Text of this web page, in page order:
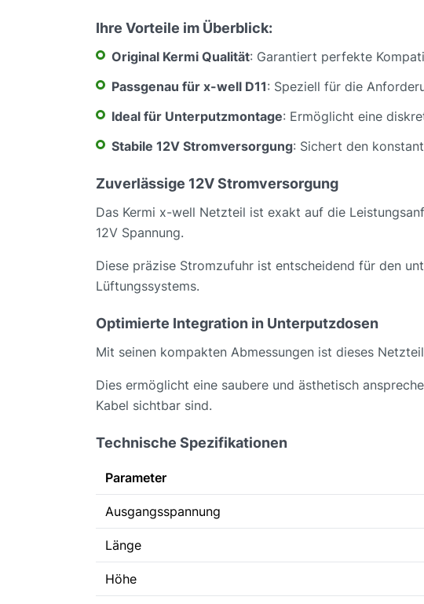
Ihre Vorteile im Überblick:
Original Kermi Qualität: Garantiert perfekte
Passgenau für x-well D11: Speziell für die
Ideal für Unterputzmontage: Ermöglicht eine
Stabile 12V Stromversorgung: Sichert den
Zuverlässige 12V Stromversorgung
Das Kermi x-well Netzteil ist exakt auf die
12V Spannung.
Diese präzise Stromzufuhr ist entscheidend für den
Lüftungssystems.
Optimierte Integration in Unterputzdosen
Mit seinen kompakten Abmessungen ist dieses
Dies ermöglicht eine saubere und ästhetisch
Kabel sichtbar sind.
Technische Spezifikationen
Parameter
Ausgangsspannung
Länge
Höhe